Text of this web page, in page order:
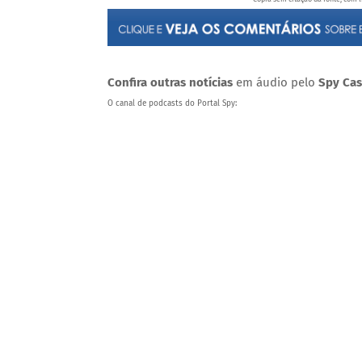
Confira outras notícias em áudio pelo Spy
O canal de podcasts do Portal Spy: